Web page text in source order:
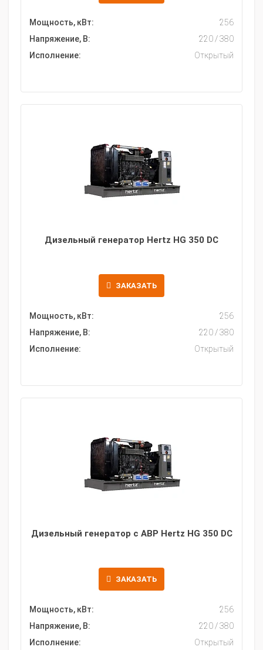
Мощность, кВт:
256
Напряжение, В:
220 / 380
Исполнение:
Открытый
Дизельный генератор Hertz HG 350 DC
ЗАКАЗАТЬ
Мощность, кВт:
256
Напряжение, В:
220 / 380
Исполнение:
Открытый
Дизельный генератор с АВР Hertz HG 350 DC
ЗАКАЗАТЬ
Мощность, кВт:
256
Напряжение, В:
220 / 380
Исполнение:
Открытый